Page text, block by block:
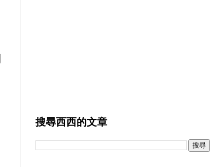
搜尋西西的文章